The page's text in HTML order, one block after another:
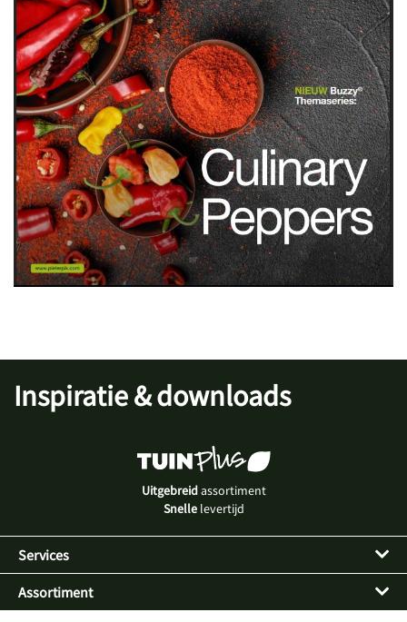
Inspiratie & downloads
Uitgebreidassortiment
Snellelevertijd
Services
Assortiment